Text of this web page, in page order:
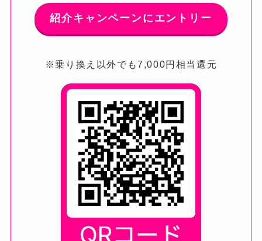
紹介キャンペーンにエントリー
※乗り換え以外でも7,000円相当還元